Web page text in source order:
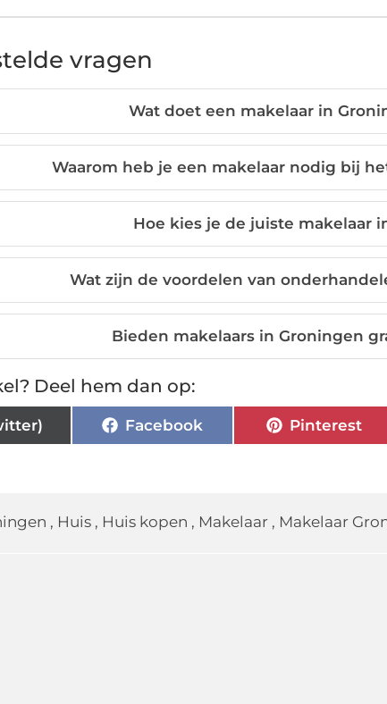
vragen
Wat doet een makelaar in
Waarom heb je een makelaar nodig bij
Hoe kies je de juiste makelaar
Wat zijn de voordelen van
Bieden makelaars in Groningen
Deel hem dan op:
Facebook Pinterest
, Huis, Huis kopen , Makelaar, Makelaar